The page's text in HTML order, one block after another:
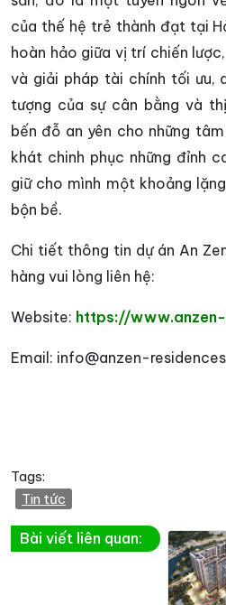
của thế hệ trẻ thành đạt tại
hoàn hảo giữa vị trí chiến
và giải pháp tài chính tối ưu,
tượng của sự cân bằng và
bến đỗ an yên cho những
khát chinh phục những đỉnh
giữ cho mình một khoảng
bộn bề.
Chi tiết thông tin dự án An
hàng vui lòng liên hệ:
Website: https://
Email: info@anzen-
Tags:
Tin tức
Bài viết liên quan: